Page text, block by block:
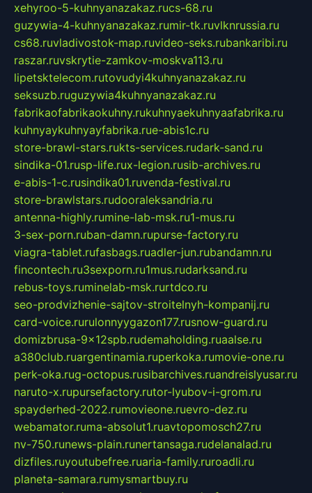
xehyroo-5-kuhnyanazakaz.rucs-68.ru
guzywia-4-kuhnyanazakaz.rumir-tk.ruvlknrussia.ru
cs68.ruvladivostok-map.ruvideo-seks.rubankaribi.ru
raszar.ruvskrytie-zamkov-moskva113.ru
lipetsktelecom.rutovudyi4kuhnyanazakaz.ru
seksuzb.ruguzywia4kuhnyanazakaz.ru
fabrikaofabrikaokuhny.rukuhnyaekuhnyaafabrika.ru
kuhnyaykuhnyayfabrika.rue-abis1c.ru
store-brawl-stars.rukts-services.rudark-sand.ru
sindika-01.rusp-life.rux-legion.rusib-archives.ru
e-abis-1-c.rusindika01.ruvenda-festival.ru
store-brawlstars.rudooraleksandria.ru
antenna-highly.rumine-lab-msk.ru1-mus.ru
3-sex-porn.ruban-damn.rupurse-factory.ru
viagra-tablet.rufasbags.ruadler-jun.rubandamn.ru
fincontech.ru3sexporn.ru1mus.rudarksand.ru
rebus-toys.ruminelab-msk.rurtdco.ru
seo-prodvizhenie-sajtov-stroitelnyh-kompanij.ru
card-voice.rurulonnyygazon177.rusnow-guard.ru
domizbrusa-9x12spb.rudemaholding.ruaalse.ru
a380club.ruargentinamia.ruperkoka.rumovie-one.ru
perk-oka.rug-octopus.rusibarchives.ruandreislyusar.ru
naruto-x.rupursefactory.rutor-lyubov-i-grom.ru
spayderhed-2022.rumovieone.ruevro-dez.ru
webamator.ruma-absolut1.ruavtopomosch27.ru
nv-750.runews-plain.runertansaga.rudelanalad.ru
dizfiles.ruyoutubefree.ruaria-family.ruroadli.ru
planeta-samara.rumysmartbuy.ru